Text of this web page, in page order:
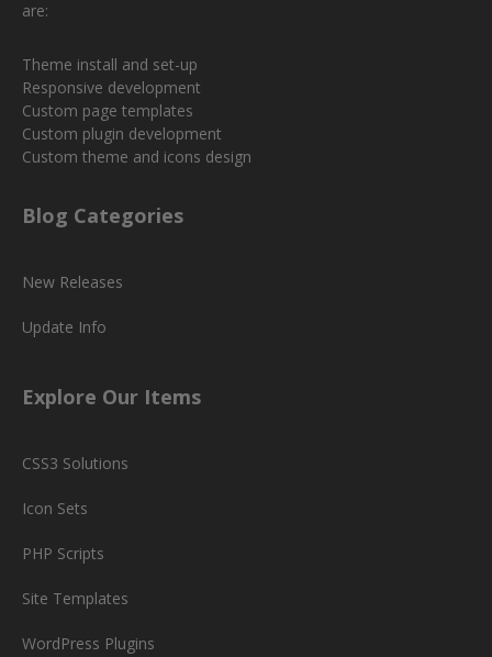
are:
Theme install and set-up
Responsive development
Custom page templates
Custom plugin development
Custom theme and icons design
Blog Categories
New Releases
Update Info
Explore Our Items
CSS3 Solutions
Icon Sets
PHP Scripts
Site Templates
WordPress Plugins